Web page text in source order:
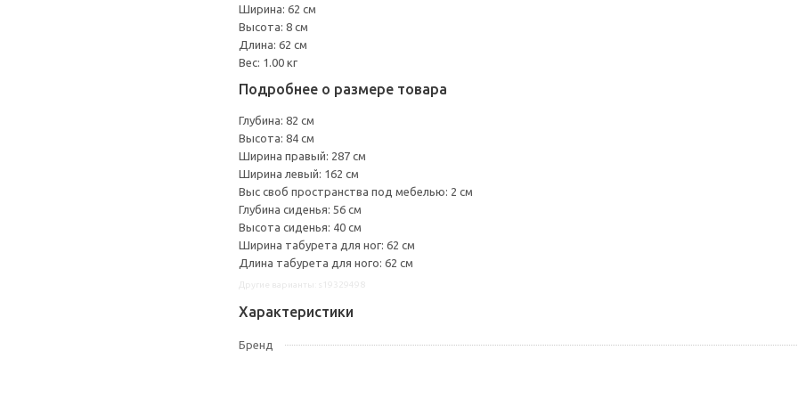
Ширина: 62 см
Высота: 8 см
Длина: 62 см
Вес: 1.00 кг
Подробнее о размере товара
Глубина: 82 см
Высота: 84 см
Ширина правый: 287 см
Ширина левый: 162 см
Выс своб пространства под мебелью: 2 см
Глубина сиденья: 56 см
Высота сиденья: 40 см
Ширина табурета для ног: 62 см
Длина табурета для ного: 62 см
Характеристики
Бренд